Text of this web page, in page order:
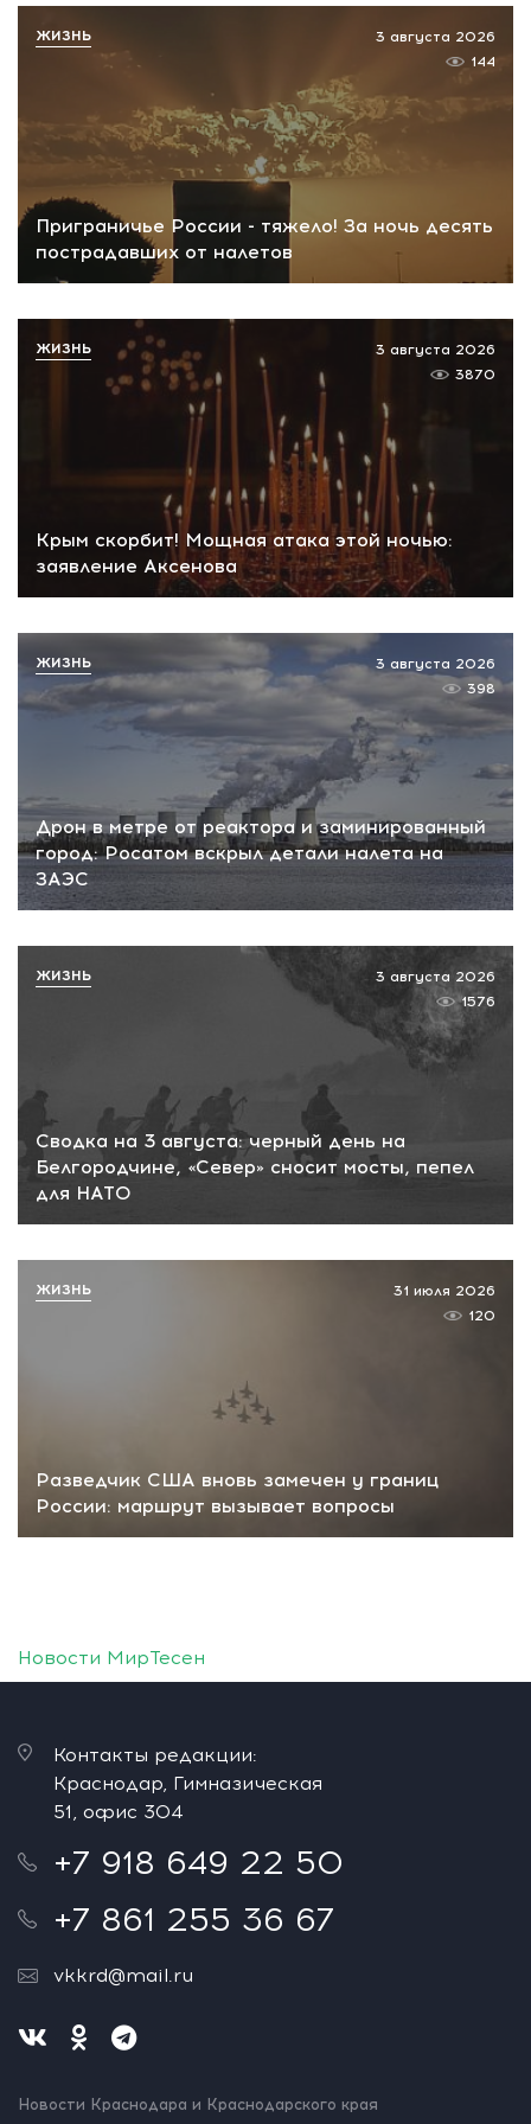
Приграничье России - тяжело! За ночь десять
пострадавших от налетов
3 августа 2026
144
ЖИЗНЬ
Крым скорбит! Мощная атака этой ночью:
заявление Аксенова
3 августа 2026
3870
ЖИЗНЬ
Дрон в метре от реактора и заминированный
город: Росатом вскрыл детали налета на
ЗАЭС
3 августа 2026
398
ЖИЗНЬ
Сводка на 3 августа: черный день на
Белгородчине, «Север» сносит мосты, пепел
для НАТО
3 августа 2026
1576
ЖИЗНЬ
Разведчик США вновь замечен у границ
России: маршрут вызывает вопросы
31 июля 2026
120
ЖИЗНЬ
Новости МирТесен
Контакты редакции:
Краснодар, Гимназическая
51, офис 304
+7 918 649 22 50
+7 861 255 36 67
vkkrd@mail.ru
Новости Краснодара и Краснодарского края